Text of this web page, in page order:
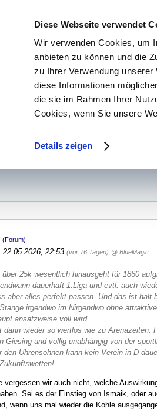
Diese Webseite verwendet
Wir verwenden Cookies, um
anbieten zu können und die
zu Ihrer Verwendung
diese Informationen
die sie im Rahmen Ihrer
Cookies, wenn Sie unsere
Details zeigen
(Forum)
22.05.2026, 22:53 (vor 76 Tagen) @ BlueMagic
25k wesentlich hinausgeht für 1860
dauerhaft 1.Liga und evtl. auch
aber alles perfekt passen. Und das ist
irgendwo im Nirgendwo ohne
ansatzweise voll wird.
wieder so wertlos wie zu Arenazeiten.
Giesing und völlig unabhängig von der
Uhrensöhnen kann kein Verein in D
vergessen wir auch nicht, welche
Sei es der Einstieg von Ismaik, oder
wenn uns mal wieder die Kohle